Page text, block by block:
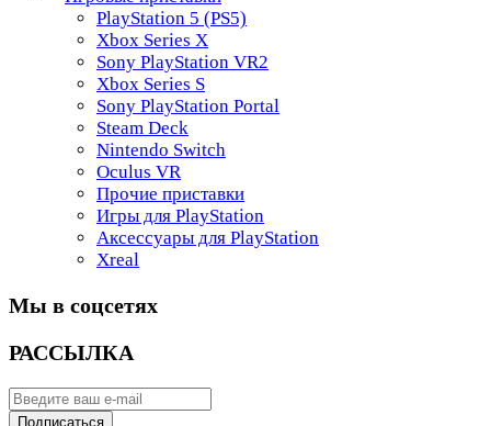
PlayStation 5 (PS5)
Xbox Series X
Sony PlayStation VR2
Xbox Series S
Sony PlayStation Portal
Steam Deck
Nintendo Switch
Oculus VR
Прочие приставки
Игры для PlayStation
Аксессуары для PlayStation
Xreal
Мы в соцсетях
РАССЫЛКА
Подписаться